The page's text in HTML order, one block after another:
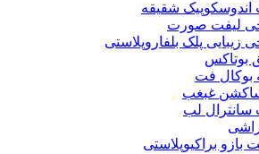
اندوسکوپیک شقیقه
لیفت صورت
زیبایی پلک بلفاروپلاستی
بوتاکس
بوکال فت
غبغب
سانترال لب
بازو براکیوپلاستی